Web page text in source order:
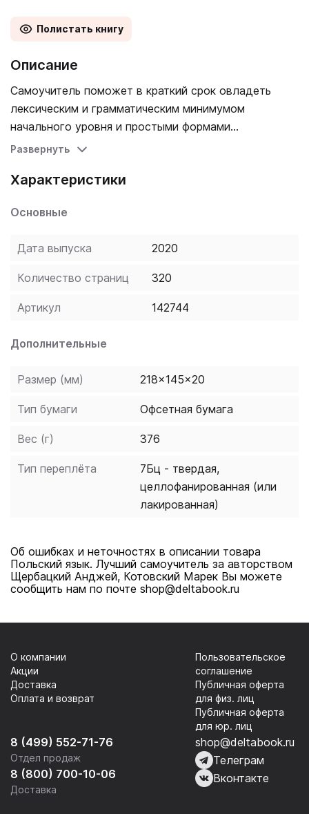
Полистать книгу
Описание
Самоучитель поможет в краткий срок овладеть
лексическим и грамматическим минимумом
начального уровня и простыми формами
разговорной речи. Материал курса разбит на 20
грамматики и полезная лексика, необходимая в
практических навыков предлагается большое
также помещены польско-русский, русско-польский
словари и полезные приложения. Книга адресована
всем, кто хочет в краткие сроки овладеть основами
польского языка.
Развернуть
Характеристики
Основные
Дата выпуска 2020
Количество страниц 320
Артикул 142744
Дополнительные
Размер (мм) 218x145x20
Тип бумаги Офсетная бумага
Вес (г) 376
Тип переплёта
7Бц - твердая,
целлофанированная (или
лакированная)
Об ошибках и неточностях в описании товара
Польский язык. Лучший самоучитель за авторством
Щербацкий Анджей, Котовский Марек Вы можете
сообщить нам по почте shop@deltabook.ru
8 (499) 552-71-76
Отдел продаж
8 (800) 700-10-06
Доставка
О компании
Акции
Доставка
Оплата и возврат
Пользовательское
соглашение
Публичная оферта
для физ. лиц
Публичная оферта
для юр. лиц
shop@deltabook.ru
Телеграм
Вконтакте